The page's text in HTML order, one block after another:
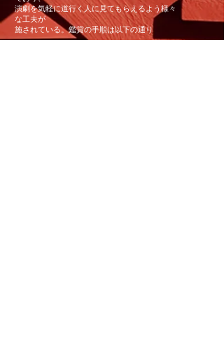
演劇を気軽に道行く人に見てもらえるよう様々
な工夫が
施されている。鑑賞の手順は以下の通り